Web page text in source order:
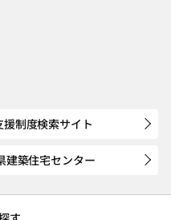
制度検索サイト
建築住宅センター